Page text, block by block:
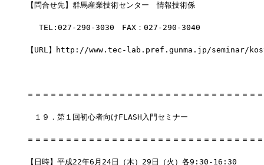
【問合せ先】群馬産業技術センター　情報技術係
TEL:027-290-3030　FAX：027-290-3040
【URL】http://www.tec-lab.pref.gunma.jp/seminar/
＝＝＝＝＝＝＝＝＝＝＝＝＝＝＝＝＝＝＝＝＝＝＝＝＝＝＝＝＝＝
１９．第１回初心者向けFLASH入門セミナー
＝＝＝＝＝＝＝＝＝＝＝＝＝＝＝＝＝＝＝＝＝＝＝＝＝＝＝＝＝＝
【日時】平成22年6月24日（木）29日（火）各9:30-16:30